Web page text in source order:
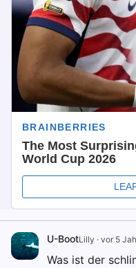
U-BootLilly · vor 5
Was ist der